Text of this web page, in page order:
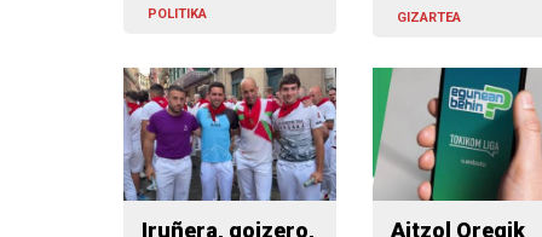
POLITIKA
GIZARTEA
Iruñera, goizero, Aitzol Oregik